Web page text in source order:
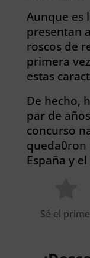
Aunque es
presentan
roscos de
primera
estas
De hecho,
par de
concurso
queda0ron
España y
Sé el